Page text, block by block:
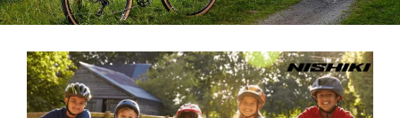
Đạp
Nhật
Bản –